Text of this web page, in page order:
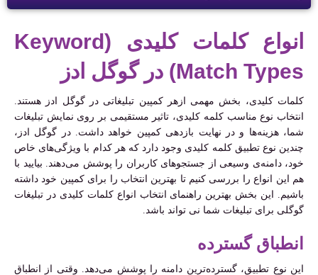
انواع کلمات کلیدی (Keyword
Match Types) در گوگل ادز
کلمات کلیدی، بخش مهمی ازهر کمپین تبلیغاتی در گوگل ادز هستند.
انتخاب نوع مناسب کلمه کلیدی، تاثیر مستقیمی بر روی نمایش تبلیغات
شما، هزینه‌ها و در نهایت بازدهی کمپین خواهد داشت. در گوگل ادز،
چندین نوع تطبیق کلمه کلیدی وجود دارد که هر کدام با ویژگی‌های خاص
خود، دامنه‌ی وسیعی از جستجوهای کاربران را پوشش می‌دهند. بیایید با
هم این انواع را بررسی کنیم تا بهترین انتخاب را برای کمپین خود داشته
باشیم. این بخش بهترین راهنمای انتخاب انواع کلمات کلیدی در تبلیغات
گوگلی برای تبلیغات شما نی تواند باشد.
انطباق گسترده
این نوع تطبیق، گسترده‌ترین دامنه را پوشش می‌دهد. وقتی از انطباق